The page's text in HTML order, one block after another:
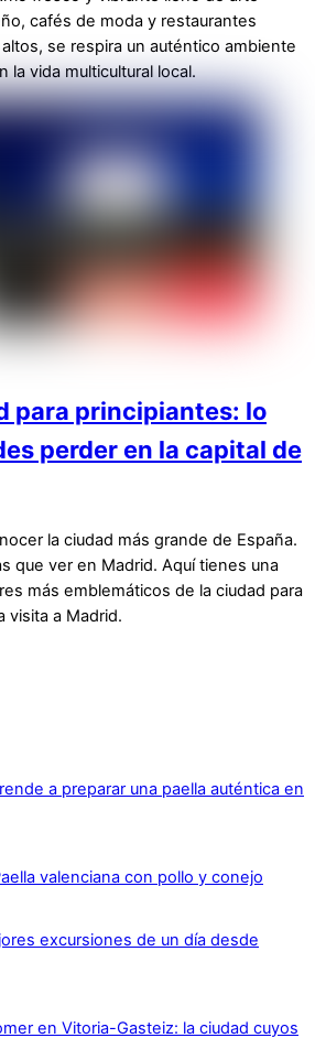
cafés de moda y restaurantes
se respira un auténtico ambiente
la vida multicultural local.
para principiantes: lo
perder en la capital de
la ciudad más grande de España.
que ver en Madrid. Aquí tienes una
más emblemáticos de la ciudad para
visita a Madrid.
a preparar una paella auténtica en
valenciana con pollo y conejo
excursiones de un día desde
en Vitoria-Gasteiz: la ciudad cuyos